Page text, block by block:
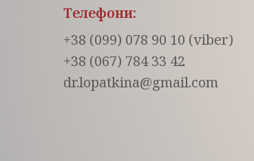
Телефони:
+38 (099) 078 90 10 (viber)
+38 (067) 784 33 42
dr.lopatkina@gmail.com